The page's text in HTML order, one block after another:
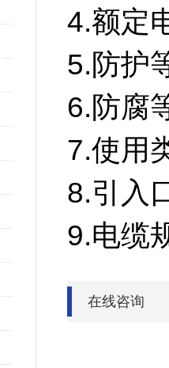
4.额定
5.防护
6.防腐
7.使用
8.引入
9.电缆
在线咨询